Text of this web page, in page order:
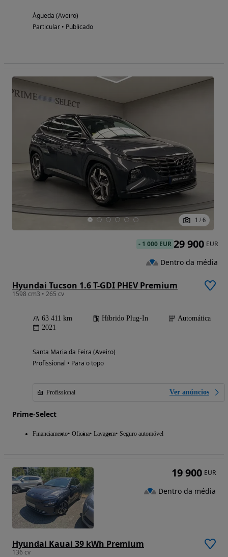
Águeda (Aveiro)
Particular • Publicado
1 / 6
Hyundai Tucson 1.6 T-GDI PHEV Premium
1598 cm3 • 265 cv
63 411 km Híbrido Plug-In
Automática
2021
Santa Maria da Feira (Aveiro)
Profissional • Para o topo
Profissional Ver anúncios
Prime-Select
Financiamento Oficina Lavagem Seguro automóvel
- 1 000 EUR 29 900 EUR
Dentro da média
Hyundai Kauai 39 kWh Premium
136 cv
19 900 EUR
Dentro da média